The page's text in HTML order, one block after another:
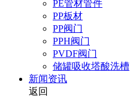
PE管材管件
PP板材
PP阀门
PPH阀门
PVDF阀门
储罐吸收塔酸洗槽
新闻资讯
返回